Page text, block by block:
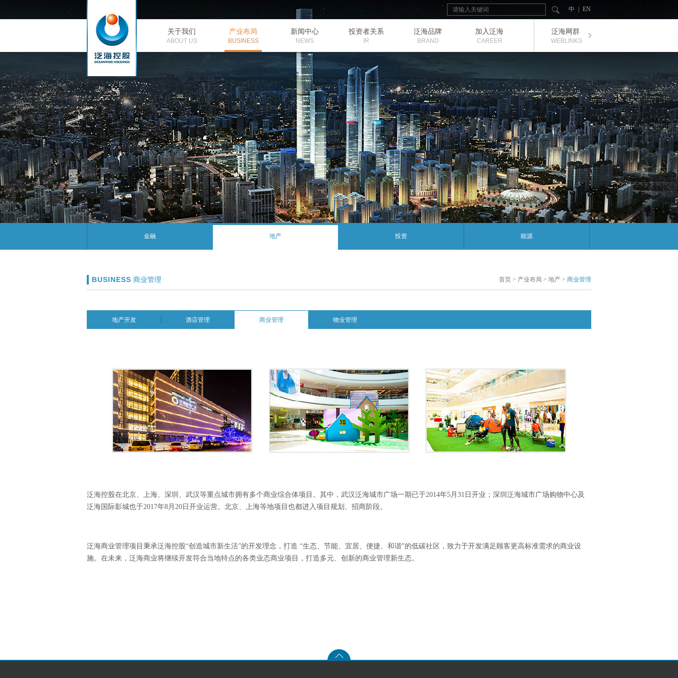
加入泛海
CAREER
泛海品牌
BRAND
投资者关系
IR
新闻中心
NEWS
产业布局
BUSINESS
关于我们
ABOUT US
泛海网群
WEBLINKS
人才理念 联系泛海
品牌理念 企业文化
基本信息 信息披露
投资者信箱
媒体报道 视频中心
地产 能源
公司简介 董事长致辞 公司架构 管理团队 发展历程 社会责任 泛海荣誉
中 EN
金融 地产 投资 能源
BUSINESS 商业管理 首页 > 产业布局 > 地产 > 商业管理
地产开发 酒店管理 商业管理 物业管理
泛海控股在北京、上海、深圳、武汉等重点城市拥有多个商业综合体项目。其中，武汉泛海城市广场一期已于2014年5月31日开业；深圳泛海城市广场购物中心及
泛海国际影城也于2017年8月20日开业运营。北京、上海等地项目也都进入项目规划、招商阶段。
泛海商业管理项目秉承泛海控股“创造城市新生活”的开发理念，打造 “生态、节能、宜居、便捷、和谐”的低碳社区，致力于开发满足顾客更高标准需求的商业设
施。在未来，泛海商业将继续开发符合当地特点的各类业态商业项目，打造多元、创新的商业管理新生态。